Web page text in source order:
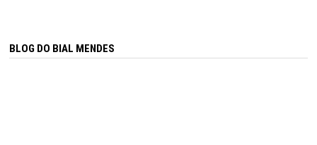
BLOG DO BIAL MENDES